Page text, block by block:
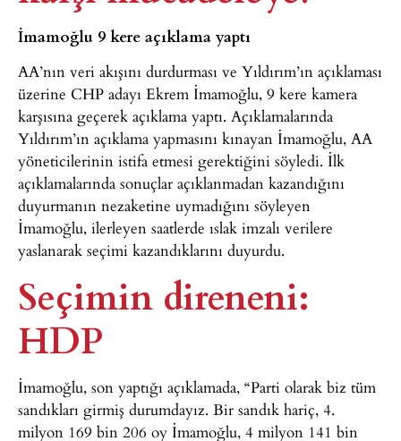
İmamoğlu 9 kere açıklama yaptı
AA’nın veri akışını durdurması ve Yıldırım’ın açıklaması
üzerine CHP adayı Ekrem İmamoğlu, 9 kere kamera
karşısına geçerek açıklama yaptı. Açıklamalarında
Yıldırım’ın açıklama yapmasını kınayan İmamoğlu, AA
yöneticilerinin istifa etmesi gerektiğini söyledi. İlk
açıklamalarında sonuçlar açıklanmadan kazandığını
duyurmanın nezaketine uymadığını söyleyen
İmamoğlu, ilerleyen saatlerde ıslak imzalı verilere
yaslanarak seçimi kazandıklarını duyurdu.
Seçimin direneni:
HDP
İmamoğlu, son yaptığı açıklamada, “Parti olarak biz tüm
sandıkları girmiş durumdayız. Bir sandık hariç, 4.
milyon 169 bin 206 oy İmamoğlu, 4 milyon 141 bin